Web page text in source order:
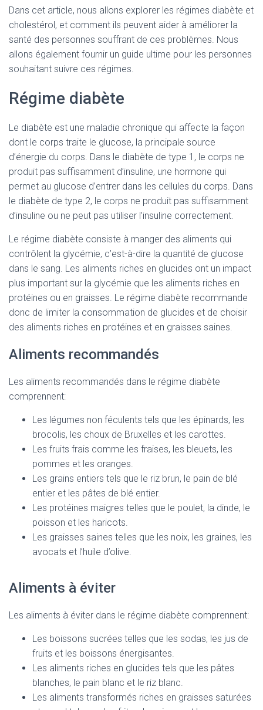
Dans cet article, nous allons explorer les régimes diabète et
cholestérol, et comment ils peuvent aider à améliorer la
santé des personnes souffrant de ces problèmes. Nous
allons également fournir un guide ultime pour les personnes
souhaitant suivre ces régimes.
Régime diabète
Le diabète est une maladie chronique qui affecte la façon
dont le corps traite le glucose, la principale source
d’énergie du corps. Dans le diabète de type 1, le corps ne
produit pas suffisamment d’insuline, une hormone qui
permet au glucose d’entrer dans les cellules du corps. Dans
le diabète de type 2, le corps ne produit pas suffisamment
d’insuline ou ne peut pas utiliser l’insuline correctement.
Le régime diabète consiste à manger des aliments qui
contrôlent la glycémie, c’est-à-dire la quantité de glucose
dans le sang. Les aliments riches en glucides ont un impact
plus important sur la glycémie que les aliments riches en
protéines ou en graisses. Le régime diabète recommande
donc de limiter la consommation de glucides et de choisir
des aliments riches en protéines et en graisses saines.
Aliments recommandés
Les aliments recommandés dans le régime diabète
comprennent:
Les légumes non féculents tels que les épinards, les
brocolis, les choux de Bruxelles et les carottes.
Les fruits frais comme les fraises, les bleuets, les
pommes et les oranges.
Les grains entiers tels que le riz brun, le pain de blé
entier et les pâtes de blé entier.
Les protéines maigres telles que le poulet, la dinde, le
poisson et les haricots.
Les graisses saines telles que les noix, les graines, les
avocats et l’huile d’olive.
Aliments à éviter
Les aliments à éviter dans le régime diabète comprennent:
Les boissons sucrées telles que les sodas, les jus de
fruits et les boissons énergisantes.
Les aliments riches en glucides tels que les pâtes
blanches, le pain blanc et le riz blanc.
Les aliments transformés riches en graisses saturées